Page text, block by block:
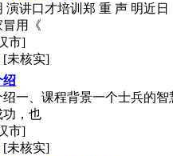
演讲口才培训郑 重 声 明近
用《
市]
[未核实]
绍
绍一、课程背景一个士兵的
功，也
市]
[未核实]